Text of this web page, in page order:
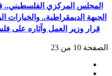
المجلس المركزي
الجبهة الديمقراطية..
قرار وزير العمل وآثاره على
الصفحة 10 من 23